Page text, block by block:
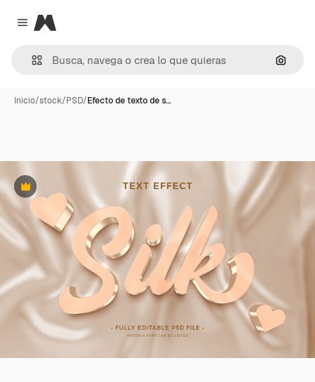
Close menu
Magnific
Inicio/stock/PSD/Efecto de texto de s…
Premium